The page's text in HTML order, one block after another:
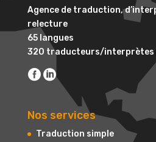
Agence de traduction,
relecture
65 langues
320 traducteurs/interprètes
Nos services
Traduction simple